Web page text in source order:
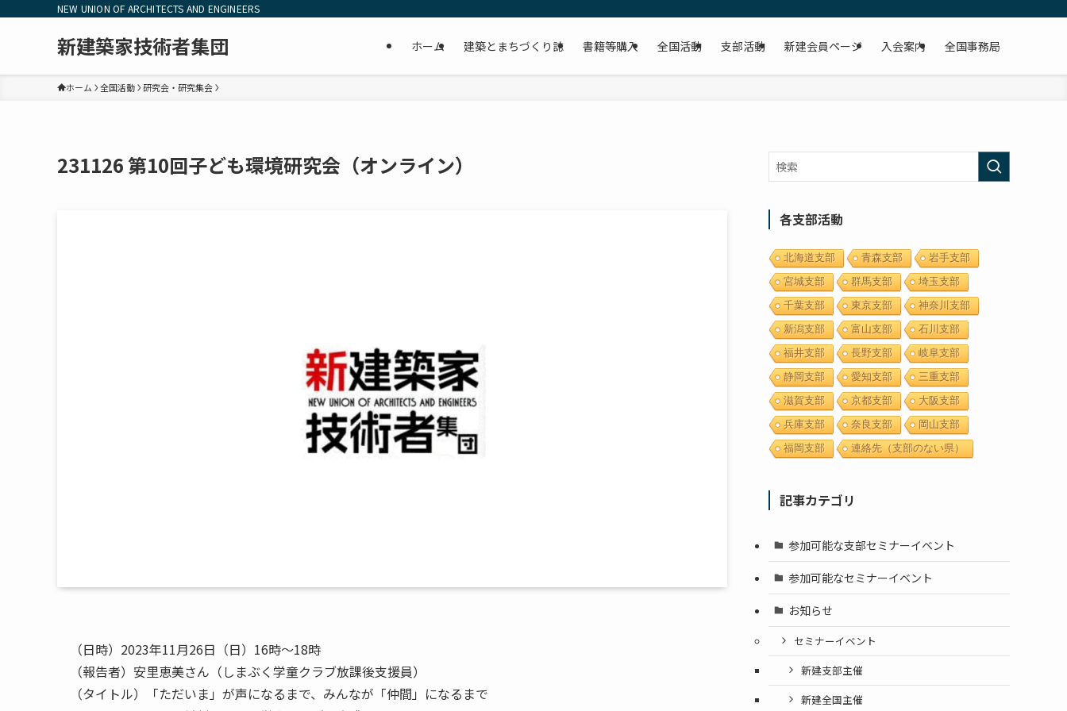
NEW UNION OF ARCHITECTS AND ENGINEERS
新建築家技術者集団 ホーム 建築とまちづくり誌 書籍等購入 全国活動 支部活動 新建会員ページ 入会案内 全国事務局
ホーム 全国活動 研究会・研究集会
231126 第10回子ども環境研究会（オンライン）
（日時）2023年11月26日（日）16時〜18時
（報告者）安里恵美さん（しまぶく学童クラブ放課後支援員）
（タイトル）「ただいま」が声になるまで、みんなが「仲間」になるまで
各支部活動
北海道支部 青森支部
岩手支部
宮城支部
群馬支部
埼玉支部
千葉支部
東京支部
神奈川支部
新潟支部
富山支部
石川支部
福井支部
長野支部
岐阜支部
静岡支部
愛知支部
三重支部
滋賀支部
京都支部
大阪支部
兵庫支部
奈良支部
岡山支部
福岡支部
連絡先（支部のない県）
記事カテゴリ
参加可能な支部セミナーイベント
参加可能なセミナーイベント
お知らせ
セミナーイベント
新建支部主催
新建全国主催